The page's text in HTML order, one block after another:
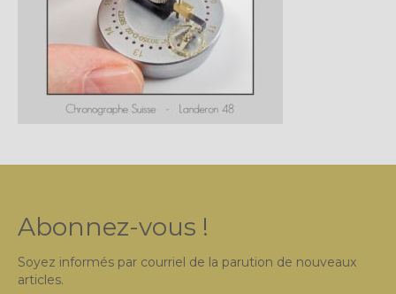
Grands Horlogers
Abraham-Louis Breguet
Christian Gottfried Hahn
Dossiers constructeur
Exemple de tarifs manufacture
Outillage horloger
Abonnez-vous !
Soyez informés par courriel de la parution de nouveaux
articles.